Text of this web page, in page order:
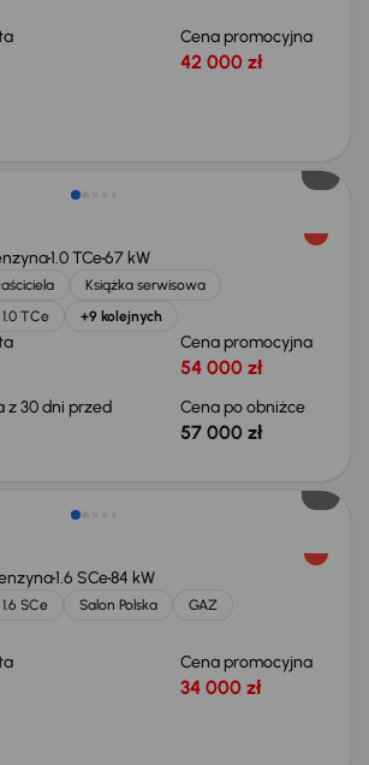
Cena promocyjna
42 000 zł
1.0 TCe67 kW
Książka serwisowa
1.0 TCe +9 kolejnych
Cena promocyjna
54 000 zł
z 30 dni przed
Cena po obniżce
57 000 zł
1.6 SCe84 kW
1.6 SCe Salon Polska
GAZ
Cena promocyjna
34 000 zł